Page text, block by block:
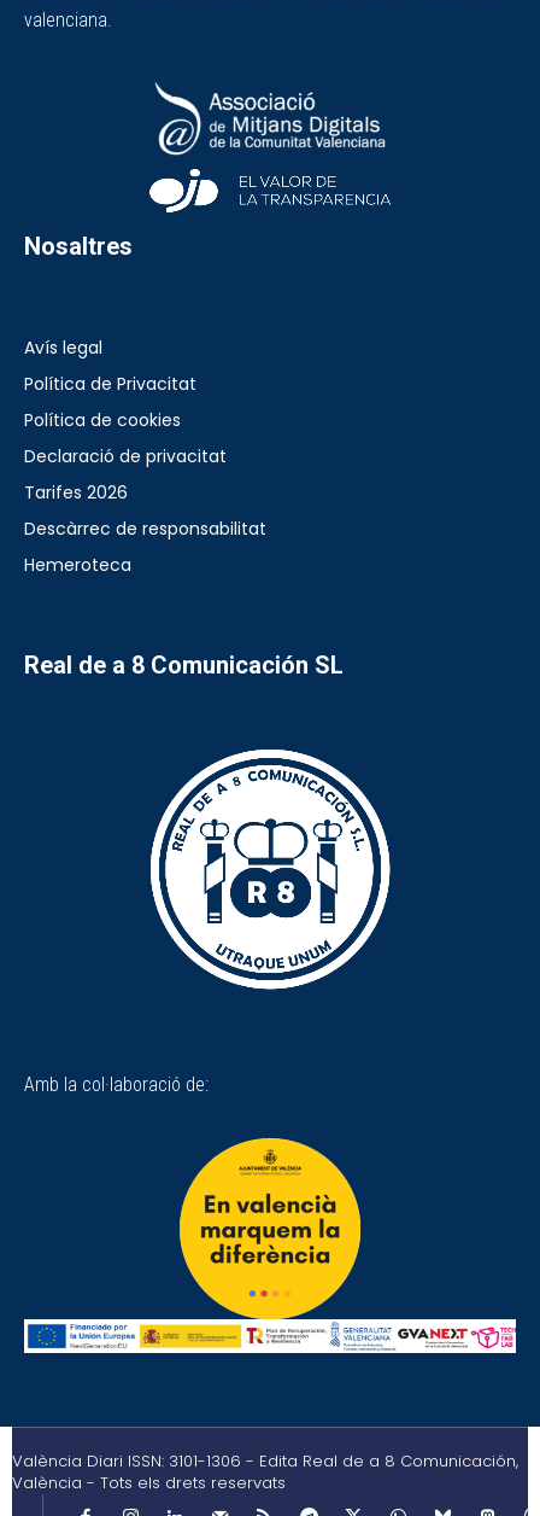
valenciana.
Nosaltres
Avís legal
Política de Privacitat
Política de cookies
Declaració de privacitat
Tarifes 2026
Descàrrec de responsabilitat
Hemeroteca
Real de a 8 Comunicación SL
Amb la col·laboració de:
València Diari ISSN: 3101-1306 - Edita Real de a 8 Comunicación,
València - Tots els drets reservats